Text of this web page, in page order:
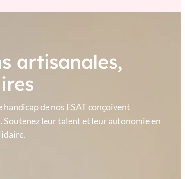
artisanales,
de nos ESAT conçoivent
leur talent et leur autonomie en